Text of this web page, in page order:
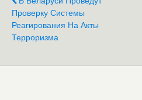
Проверку Системы
Реагирования На Акты
Терроризма